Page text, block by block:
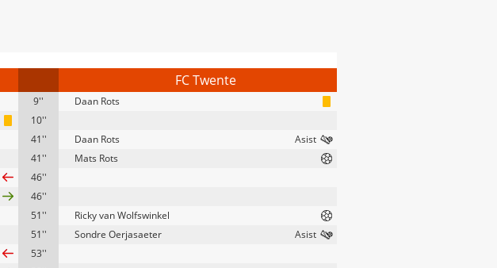
FC Twente
9''
Daan Rots
10''
41''
Daan Rots
41''
Mats Rots
46''
46''
51''
Ricky van Wolfswinkel
51''
Sondre Oerjasaeter
53''